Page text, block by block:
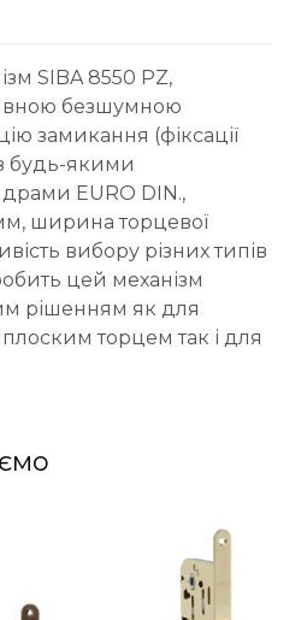
SIBA 8550 PZ,
безшумною
замикання (фіксації
будь-якими
EURO DIN.,
ширина торцевої
вибору різних типів
цей механізм
рішенням як для
торцем так і для